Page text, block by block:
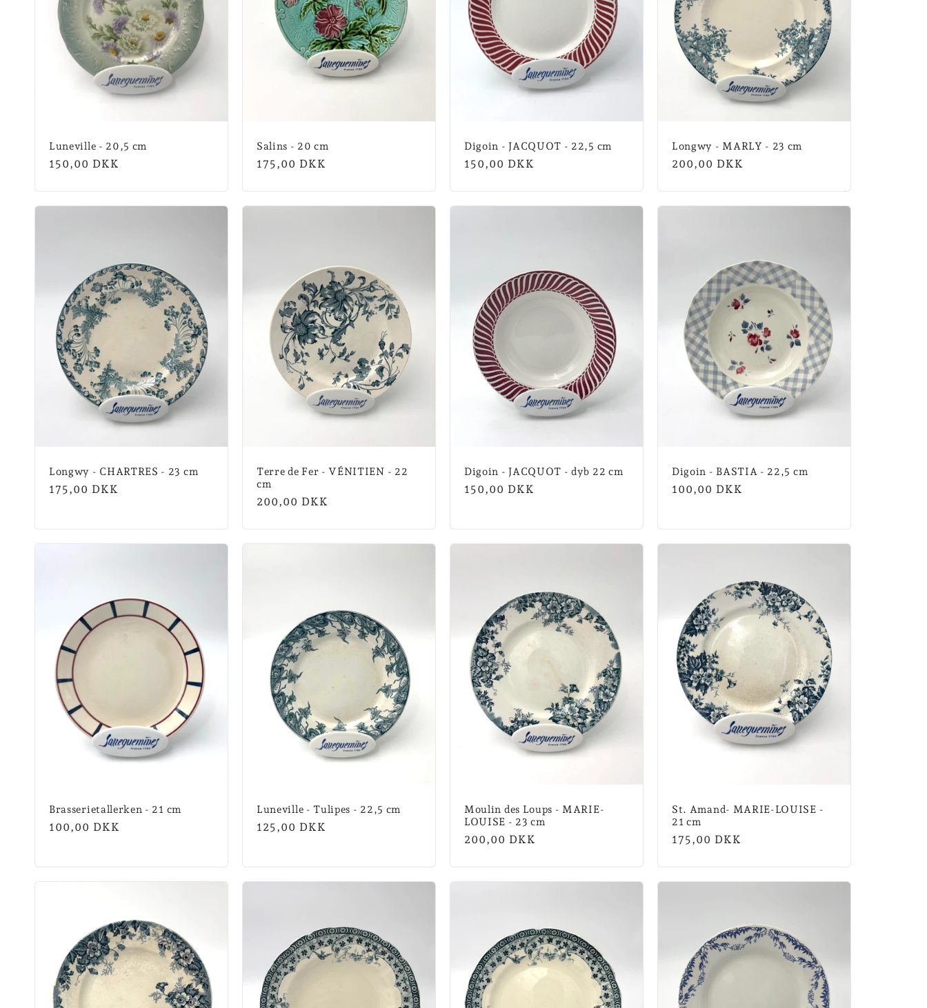
Luneville - 20,5 cm
Normalpris
150,00 DKK
Salins - 20 cm
Normalpris
175,00 DKK
Digoin - JACQUOT - 22,5 cm
Normalpris
150,00 DKK
Longwy - MARLY - 23 cm
Normalpris
200,00 DKK
Longwy - CHARTRES - 23 cm
Normalpris
175,00 DKK
Terre de Fer - VÉNITIEN - 22
cm
Normalpris
200,00 DKK
Digoin - JACQUOT - dyb 22 cm
Normalpris
150,00 DKK
Digoin - BASTIA - 22,5 cm
Normalpris
100,00 DKK
Brasserietallerken - 21 cm
Normalpris
100,00 DKK
Luneville - Tulipes - 22,5 cm
Normalpris
125,00 DKK
Moulin des Loups - MARIE-
LOUISE - 23 cm
Normalpris
200,00 DKK
St. Amand- MARIE-LOUISE -
21 cm
Normalpris
175,00 DKK